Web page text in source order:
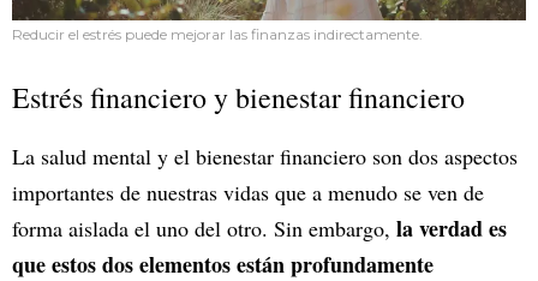
Reducir el estrés puede mejorar las finanzas indirectamente.
Estrés financiero y bienestar financiero
La salud mental y el bienestar financiero son dos aspectos
importantes de nuestras vidas que a menudo se ven de
forma aislada el uno del otro. Sin embargo, la verdad es
que estos dos elementos están profundamente